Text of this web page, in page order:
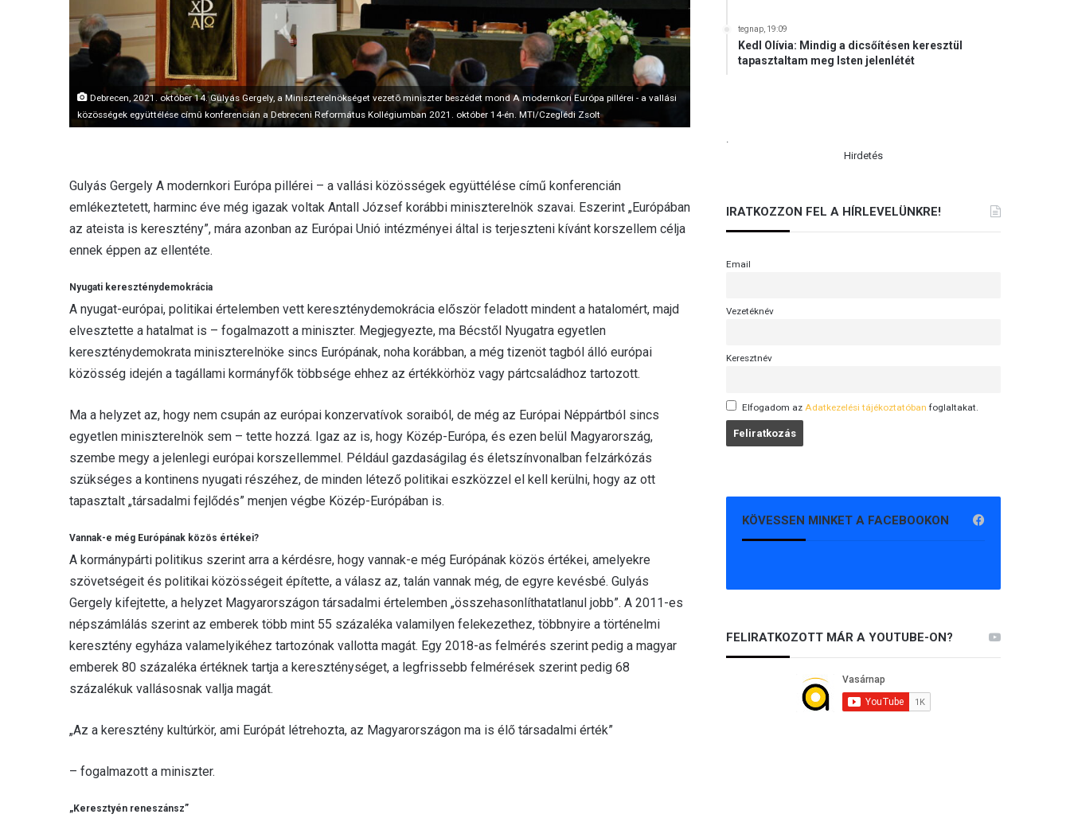
Debrecen, 2021. október 14. Gulyás Gergely, a Miniszterelnökséget vezetõ miniszter beszédet mond A modernkori Európa pillérei - a vallási
közösségek együttélése címû konferencián a Debreceni Református Kollégiumban 2021. október 14-én. MTI/Czeglédi Zsolt
Gulyás Gergely A modernkori Európa pillérei – a vallási közösségek együttélése című konferencián
emlékeztetett, harminc éve még igazak voltak Antall József korábbi miniszterelnök szavai. Eszerint „Európában
az ateista is keresztény”, mára azonban az Európai Unió intézményei által is terjeszteni kívánt korszellem célja
ennek éppen az ellentéte.
Nyugati kereszténydemokrácia
A nyugat-európai, politikai értelemben vett kereszténydemokrácia először feladott mindent a hatalomért, majd
elvesztette a hatalmat is – fogalmazott a miniszter. Megjegyezte, ma Bécstől Nyugatra egyetlen
kereszténydemokrata miniszterelnöke sincs Európának, noha korábban, a még tizenöt tagból álló európai
közösség idején a tagállami kormányfők többsége ehhez az értékkörhöz vagy pártcsaládhoz tartozott.
Ma a helyzet az, hogy nem csupán az európai konzervatívok soraiból, de még az Európai Néppártból sincs
egyetlen miniszterelnök sem – tette hozzá. Igaz az is, hogy Közép-Európa, és ezen belül Magyarország,
szembe megy a jelenlegi európai korszellemmel. Például gazdaságilag és életszínvonalban felzárkózás
szükséges a kontinens nyugati részéhez, de minden létező politikai eszközzel el kell kerülni, hogy az ott
tapasztalt „társadalmi fejlődés” menjen végbe Közép-Európában is.
Vannak-e még Európának közös értékei?
A kormánypárti politikus szerint arra a kérdésre, hogy vannak-e még Európának közös értékei, amelyekre
szövetségeit és politikai közösségeit építette, a válasz az, talán vannak még, de egyre kevésbé. Gulyás
Gergely kifejtette, a helyzet Magyarországon társadalmi értelemben „összehasonlíthatatlanul jobb”. A 2011-es
népszámlálás szerint az emberek több mint 55 százaléka valamilyen felekezethez, többnyire a történelmi
keresztény egyháza valamelyikéhez tartozónak vallotta magát. Egy 2018-as felmérés szerint pedig a magyar
emberek 80 százaléka értéknek tartja a kereszténységet, a legfrissebb felmérések szerint pedig 68
százalékuk vallásosnak vallja magát.
„Az a keresztény kultúrkör, ami Európát létrehozta, az Magyarországon ma is élő társadalmi érték”
– fogalmazott a miniszter.
„Keresztyén reneszánsz”
tegnap, 19:09
Kedl Olívia: Mindig a dicsőítésen keresztül
tapasztaltam meg Isten jelenlétét
.
Hirdetés
IRATKOZZON FEL A HÍRLEVELÜNKRE!
Email
Vezetéknév
Keresztnév
Elfogadom az Adatkezelési tájékoztatóban foglaltakat.
KÖVESSEN MINKET A FACEBOOKON
FELIRATKOZOTT MÁR A YOUTUBE-ON?